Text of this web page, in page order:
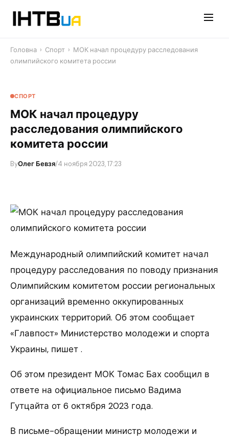
Головна › Спорт › МОК начал процедуру расследования
олимпийского комитета россии
СПОРТ
МОК начал процедуру
расследования олимпийского
комитета россии
ByОлег Бевзя/4 ноября 2023, 17:23
Международный олимпийский комитет начал
процедуру расследования по поводу признания
Олимпийским комитетом россии региональных
организаций временно оккупированных
украинских территорий. Об этом сообщает
«Главпост» Министерство молодежи и спорта
Украины, пишет .
Об этом президент МОК Томас Бах сообщил в
ответе на официальное письмо Вадима
Гутцайта от 6 октября 2023 года.
В письме-обращении министр молодежи и